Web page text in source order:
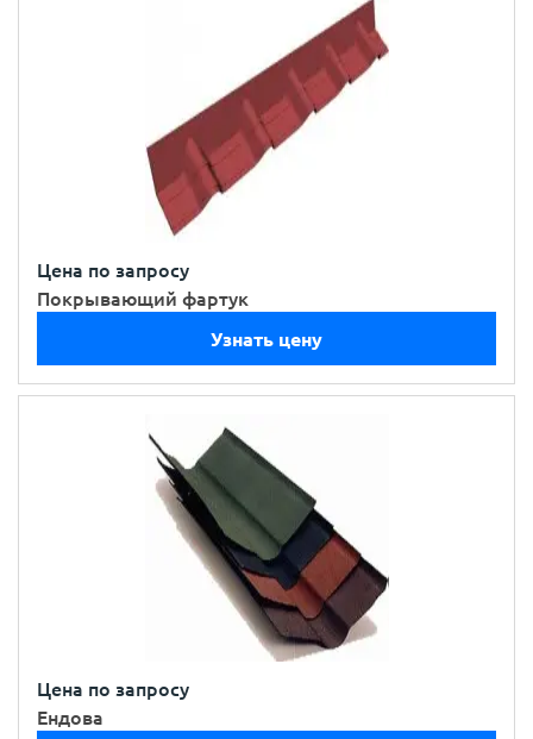
Цена по запросу
Покрывающий фартук
Узнать цену
Цена по запросу
Ендова